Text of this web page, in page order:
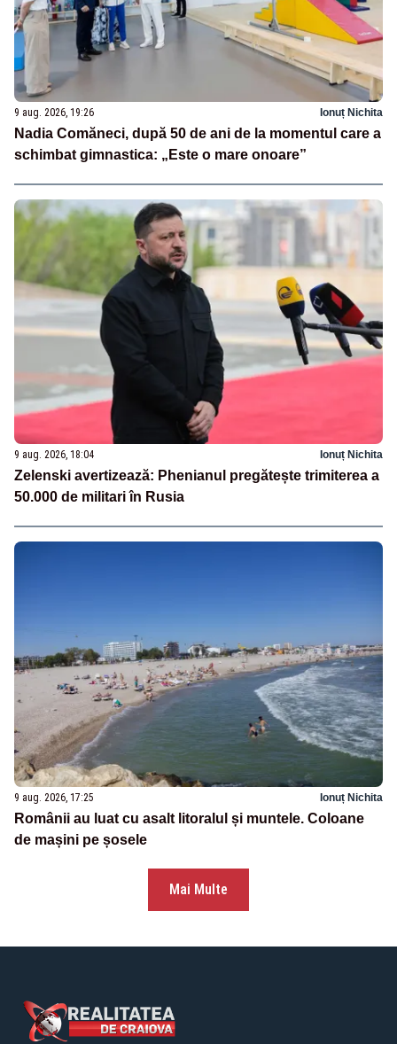
9 aug. 2026, 19:26 Ionuț Nichita
Nadia Comăneci, după 50 de ani de la momentul care a
schimbat gimnastica: „Este o mare onoare”
9 aug. 2026, 18:04 Ionuț Nichita
Zelenski avertizează: Phenianul pregătește trimiterea a
50.000 de militari în Rusia
9 aug. 2026, 17:25 Ionuț Nichita
Românii au luat cu asalt litoralul și muntele. Coloane
de mașini pe șosele
Mai Multe